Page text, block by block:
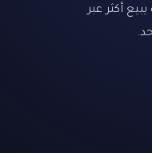
أكثر عبر